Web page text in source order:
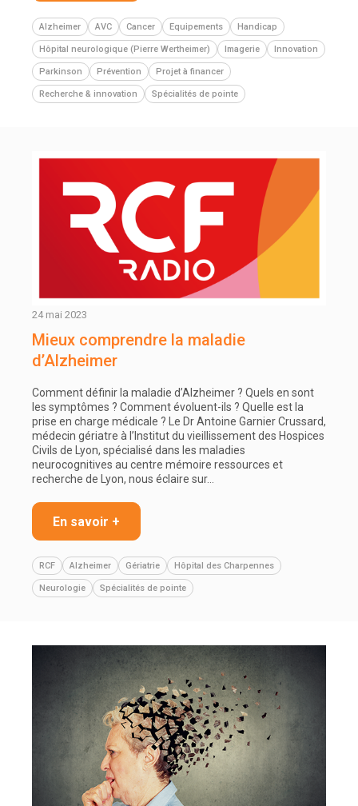
Alzheimer AVC Cancer Equipements Handicap
Hôpital neurologique (Pierre Wertheimer) Imagerie Innovation
Parkinson Prévention Projet à financer
Recherche & innovation Spécialités de pointe
24 mai 2023
Mieux comprendre la maladie
d’Alzheimer
Comment définir la maladie d’Alzheimer ? Quels en sont
les symptômes ? Comment évoluent-ils ? Quelle est la
prise en charge médicale ? Le Dr Antoine Garnier Crussard,
médecin gériatre à l’Institut du vieillissement des Hospices
Civils de Lyon, spécialisé dans les maladies
neurocognitives au centre mémoire ressources et
recherche de Lyon, nous éclaire sur…
En savoir +
RCF Alzheimer Gériatrie Hôpital des Charpennes
Neurologie Spécialités de pointe